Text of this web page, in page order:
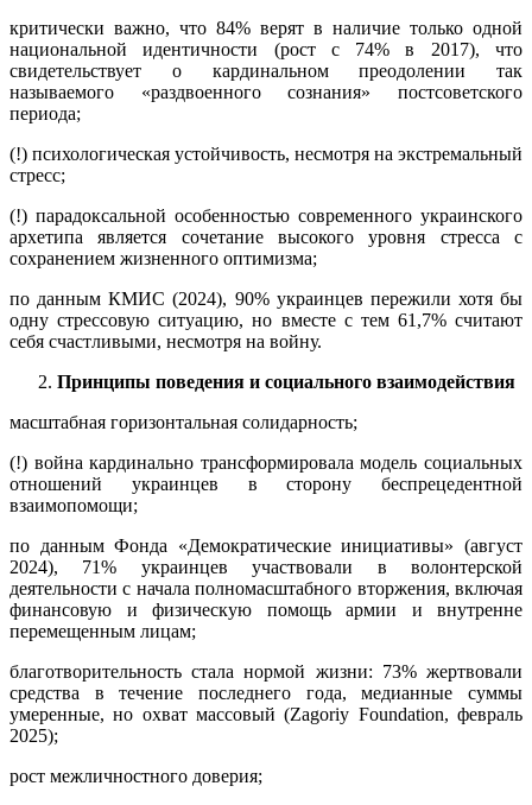
критически важно, что 84% верят в наличие только одной
национальной идентичности (рост с 74% в 2017), что
свидетельствует о кардинальном преодолении так
называемого «раздвоенного сознания» постсоветского
периода;
(!) психологическая устойчивость, несмотря на экстремальный
стресс;
(!) парадоксальной особенностью современного украинского
архетипа является сочетание высокого уровня стресса с
сохранением жизненного оптимизма;
по данным КМИС (2024), 90% украинцев пережили хотя бы
одну стрессовую ситуацию, но вместе с тем 61,7% считают
себя счастливыми, несмотря на войну.
Принципы поведения и социального взаимодействия
масштабная горизонтальная солидарность;
(!) война кардинально трансформировала модель социальных
отношений украинцев в сторону беспрецедентной
взаимопомощи;
по данным Фонда «Демократические инициативы» (август
2024), 71% украинцев участвовали в волонтерской
деятельности с начала полномасштабного вторжения, включая
финансовую и физическую помощь армии и внутренне
перемещенным лицам;
благотворительность стала нормой жизни: 73% жертвовали
средства в течение последнего года, медианные суммы
умеренные, но охват массовый (Zagoriy Foundation, февраль
2025);
рост межличностного доверия;